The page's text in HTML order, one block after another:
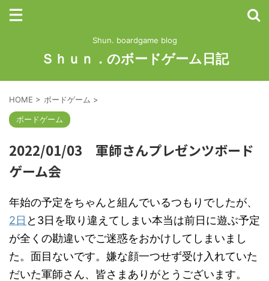
Shun. boardgame blog
Ｓｈｕｎ．のボードゲーム日記
HOME > ボードゲーム >
ボードゲーム
2022/01/03 軍師さんプレゼンツボード
ゲーム会
年始の予定をちゃんと組んでいるつもりでしたが、
2日 と3日を取り違えてしまい本当は前日に遊ぶ予定
が全くの勘違いでご迷惑をおかけしてしまいまし
た。面目ないです。嫌な顔一つせず受け入れていた
だいた軍師さん、皆さまありがとうございます。